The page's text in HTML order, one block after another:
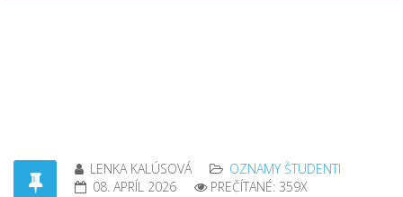
LENKA KALÚSOVÁ
OZNAMY ŠTUDENTI
08. APRÍL 2026
PREČÍTANÉ: 359X